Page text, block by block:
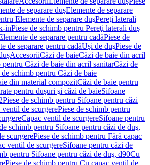
de separare duşElemente de separare
Elemente de separare duşPereţi laterali
inPiese de schimb pentru Pereţi laterali duş
de separare pentru cadăPiese de
de separare pentru cadăUşi de duşPiese de
AccesoriiCăzi de baieCăzi de baie din acril
pentru Căzi de baie din acril sanitarCăzi de
de schimb pentru Căzi de baie
din material compozitCăzi de baie pentru
pentru duşuri şi căzi de baieSifoane
Piese de schimb pentru Sifoane pentru căzi
ventil de scurgerePiese de schimb pentru
Capac ventil de scurgereSifoane pentru
schimb pentru Sifoane pentru căzi de duş,
scurgerePiese de schimb pentru Fără capac
ventil de scurgereSifoane pentru căzi de
pentru Sifoane pentru căzi de duş, d90Cu
Piese de schimb pentru Cu capac ventil de